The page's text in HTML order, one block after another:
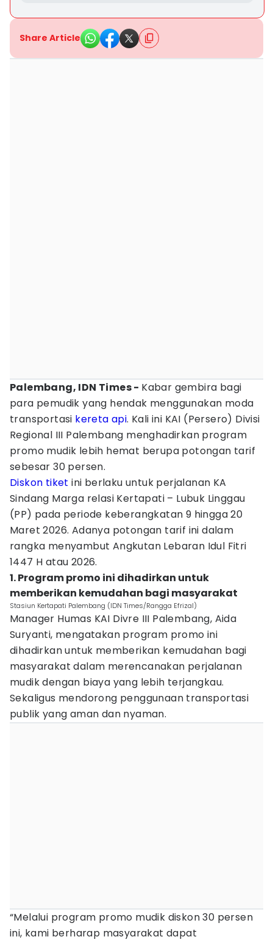
Share Article
Palembang, IDN Times - Kabar gembira bagi
para pemudik yang hendak menggunakan moda
transportasi kereta api. Kali ini KAI (Persero) Divisi
Regional III Palembang menghadirkan program
promo mudik lebih hemat berupa potongan tarif
sebesar 30 persen.
Diskon tiket ini berlaku untuk perjalanan KA
Sindang Marga relasi Kertapati – Lubuk Linggau
(PP) pada periode keberangkatan 9 hingga 20
Maret 2026. Adanya potongan tarif ini dalam
rangka menyambut Angkutan Lebaran Idul Fitri
1447 H atau 2026.
1. Program promo ini dihadirkan untuk
memberikan kemudahan bagi masyarakat
Stasiun Kertapati Palembang (IDN Times/Rangga Efrizal)
Manager Humas KAI Divre III Palembang, Aida
Suryanti, mengatakan program promo ini
dihadirkan untuk memberikan kemudahan bagi
masyarakat dalam merencanakan perjalanan
mudik dengan biaya yang lebih terjangkau.
Sekaligus mendorong penggunaan transportasi
publik yang aman dan nyaman.
“Melalui program promo mudik diskon 30 persen
ini, kami berharap masyarakat dapat